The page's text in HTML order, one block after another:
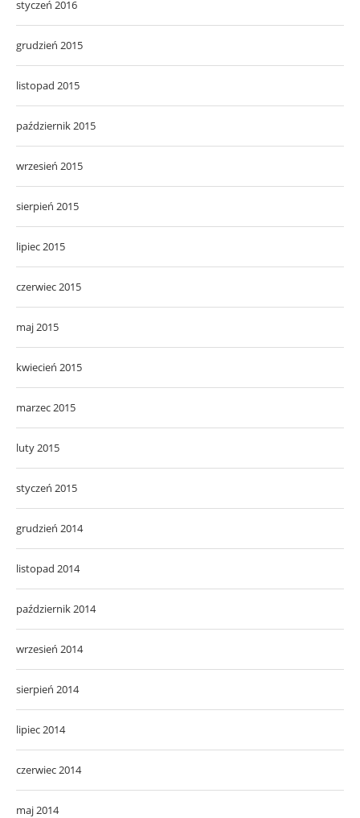
styczeń 2016
grudzień 2015
listopad 2015
październik 2015
wrzesień 2015
sierpień 2015
lipiec 2015
czerwiec 2015
maj 2015
kwiecień 2015
marzec 2015
luty 2015
styczeń 2015
grudzień 2014
listopad 2014
październik 2014
wrzesień 2014
sierpień 2014
lipiec 2014
czerwiec 2014
maj 2014